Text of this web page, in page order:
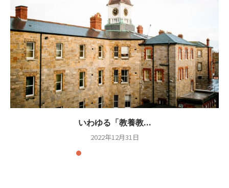
いわゆる「教養教...
2022年12月31日